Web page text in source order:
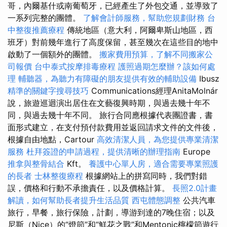
哥，內爾基什或南葡萄牙，已經產生了外包交通，並導致了
一系列完整的團體。 了解會計師服務，幫助您規劃財務 台
中整復推薦療程 傳統地區（意大利，阿爾卑斯山地區，西
班牙）對前幾年進行了高度保留，甚至幾次在這些目的地中
啟動了一個額外的團體。 搬家費用預算，了解不同搬家公
司報價 台中泰式按摩排毒療程 護照過期怎麼辦？該如何處
理 輔聽器，為聽力有障礙的朋友提供有效的輔助設備 Ibusz
精準的關鍵字搜尋技巧 Communications經理AnitaMolnár
說，旅遊巡迴演出居住在文藝復興時期，與過去幾十年不
同，與過去幾十年不同。 旅行合同應根據代表團證書，書
面形式建立，在支付預付款費用並返回請求文件的文件後，
根據自由地點，Cartour 高效清潔人員，為您提供專業清潔
服務 杜拜簽證的申請過程，提供清晰的辦理指南 Europe
推拿與整骨結合 Kft。 養護中心單人房，適合需要專業照護
的長者 士林整復療程 根據網站上的拼寫同時，我們對錯
誤，價格和行動不承擔責任，以及價格計算。 長照2.0計畫
解讀，如何幫助長者提升生活品質 西屯體態調整 公共汽車
旅行，早餐，旅行保險，計劃，導游到達的7晚住宿；以及
尼斯（Nice）的“燈節”和“鮮花之戰”和Mentonic檸檬節遊行